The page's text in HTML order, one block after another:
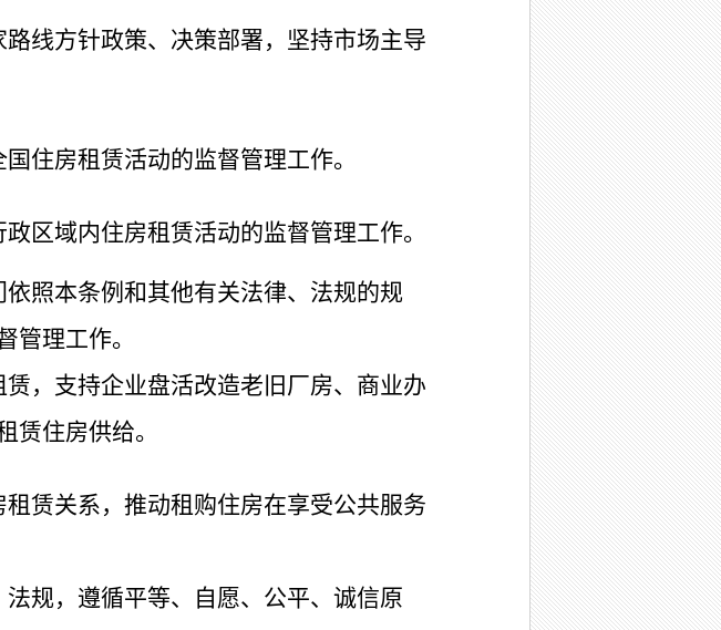
线方针政策、决策部署，坚持市场主导
住房租赁活动的监督管理工作。
区域内住房租赁活动的监督管理工作。
照本条例和其他有关法律、法规的规
管理工作。
，支持企业盘活改造老旧厂房、商业办
赁住房供给。
赁关系，推动租购住房在享受公共服务
规，遵循平等、自愿、公平、诚信原